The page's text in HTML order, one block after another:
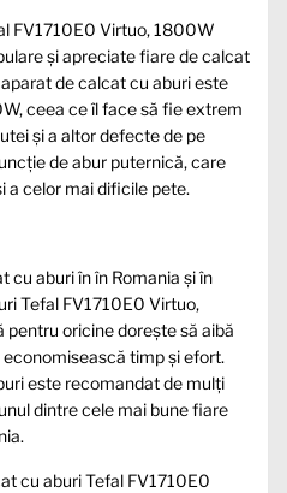
FV1710E0 Virtuo, 1800W
și apreciate fiare de calcat
de calcat cu aburi este
ceea ce îl face să fie extrem
și a altor defecte de pe
de abur puternică, care
a celor mai dificile pete.
cu aburi în în Romania și în
Tefal FV1710E0 Virtuo,
oricine dorește să aibă
timp și efort.
este recomandat de mulți
dintre cele mai bune fiare
cu aburi Tefal FV1710E0